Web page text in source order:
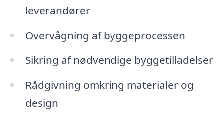
leverandører
Overvågning af byggeprocessen
Sikring af nødvendige byggetilladelser
Rådgivning omkring materialer og
design